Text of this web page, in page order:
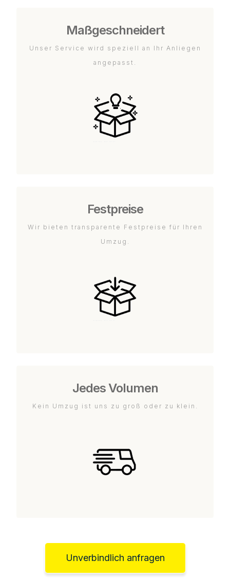
Maßgeschneidert
Unser Service wird speziell an Ihr Anliegen
angepasst.
Festpreise
Wir bieten transparente Festpreise für Ihren
Umzug.
Jedes Volumen
Kein Umzug ist uns zu groß oder zu klein.
Unverbindlich anfragen